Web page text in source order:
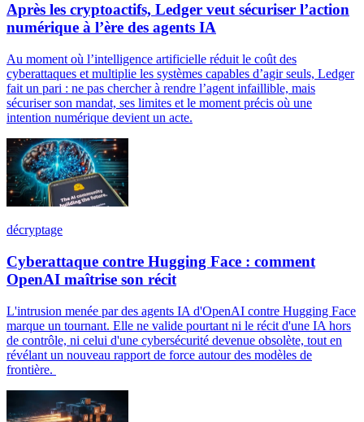
Après les cryptoactifs, Ledger veut sécuriser l’action
numérique à l’ère des agents IA
Au moment où l’intelligence artificielle réduit le coût des
cyberattaques et multiplie les systèmes capables d’agir seuls, Ledger
fait un pari : ne pas chercher à rendre l’agent infaillible, mais
sécuriser son mandat, ses limites et le moment précis où une
intention numérique devient un acte.
décryptage
Cyberattaque contre Hugging Face : comment
OpenAI maîtrise son récit
L'intrusion menée par des agents IA d'OpenAI contre Hugging Face
marque un tournant. Elle ne valide pourtant ni le récit d'une IA hors
de contrôle, ni celui d'une cybersécurité devenue obsolète, tout en
révélant un nouveau rapport de force autour des modèles de
frontière.